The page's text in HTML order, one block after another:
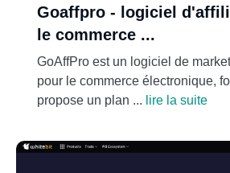
Goaffpro - logiciel
le commerce ...
GoAffPro est un logiciel de
pour le commerce électronique,
propose un plan ... lire la suite